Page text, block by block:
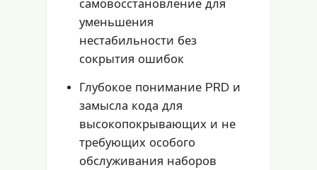
самовосстановление для
уменьшения
нестабильности без
сокрытия ошибок
Глубокое понимание PRD и
замысла кода для
высокопокрывающих и не
требующих особого
обслуживания наборов